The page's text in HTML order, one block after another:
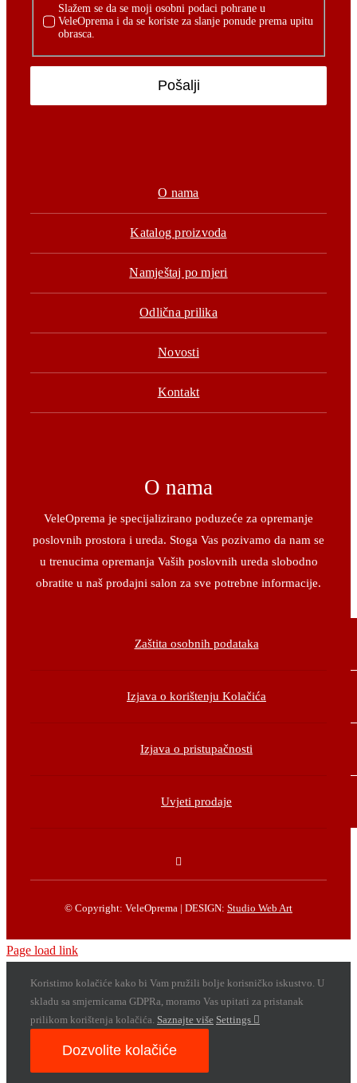
Slažem se da se moji osobni podaci pohrane u
VeleOprema i da se koriste za slanje ponude prema upitu
obrasca.
Pošalji
O nama
Katalog proizvoda
Namještaj po mjeri
Odlična prilika
Novosti
Kontakt
O nama
VeleOprema je specijalizirano poduzeće za opremanje
poslovnih prostora i ureda. Stoga Vas pozivamo da nam se
u trenucima opremanja Vaših poslovnih ureda slobodno
obratite u naš prodajni salon za sve potrebne informacije.
Zaštita osobnih podataka
Izjava o korištenju Kolačića
Izjava o pristupačnosti
Uvjeti prodaje
© Copyright: VeleOprema | DESIGN: Studio Web Art
Page load link
Koristimo kolačiće kako bi Vam pružili bolje korisničko iskustvo. U
skladu sa smjernicama GDPRa, moramo Vas upitati za pristanak
prilikom korištenja kolačića. Saznajte više Settings
Dozvolite kolačiće